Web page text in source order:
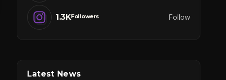
1.3KFollowers Follow
Latest News